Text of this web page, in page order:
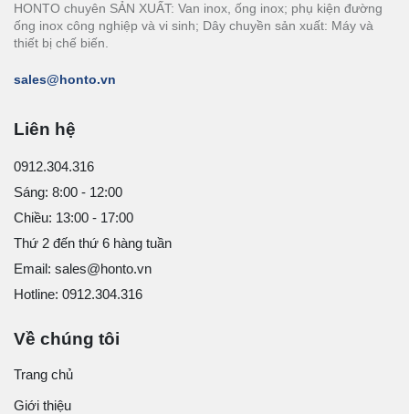
HONTO chuyên SẢN XUẤT: Van inox, ống inox; phụ kiện đường
ống inox công nghiệp và vi sinh; Dây chuyền sản xuất: Máy và
thiết bị chế biến.
sales@honto.vn
Liên hệ
0912.304.316
Sáng: 8:00 - 12:00
Chiều: 13:00 - 17:00
Thứ 2 đến thứ 6 hàng tuần
Email: sales@honto.vn
Hotline: 0912.304.316
Về chúng tôi
Trang chủ
Giới thiệu